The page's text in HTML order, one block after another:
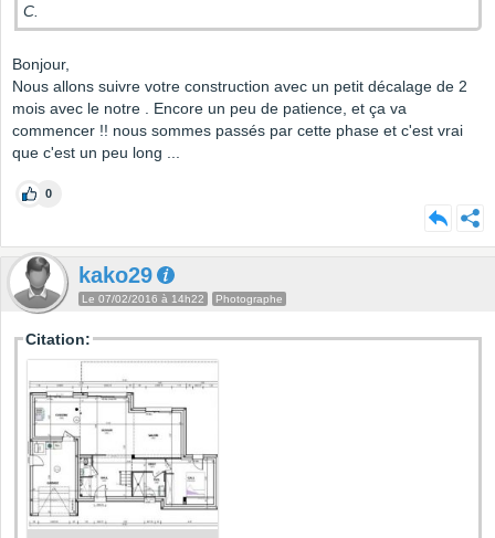
C.
Bonjour,
Nous allons suivre votre construction avec un petit décalage de 2
mois avec le notre . Encore un peu de patience, et ça va
commencer !! nous sommes passés par cette phase et c'est vrai
que c'est un peu long ...
0
kako29
Le 07/02/2016 à 14h22 Photographe
Citation: